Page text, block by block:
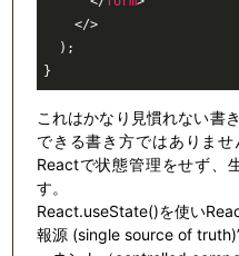
</>
  )
;
これはかなり見慣れない書
できる書き方ではありま
Reactで状態管理をせず、
す。
React.useState()を使い
報源 (single source of